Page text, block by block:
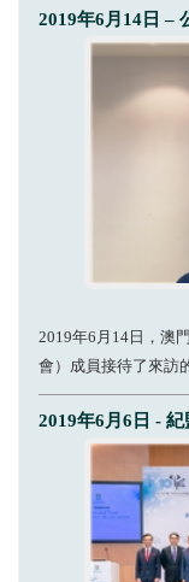
2019年6月14日 –
2019年6月14日，澳
會）成員接待了來訪
2019年6月6日 -